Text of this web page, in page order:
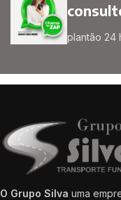
plantão 24
O Grupo Silva uma